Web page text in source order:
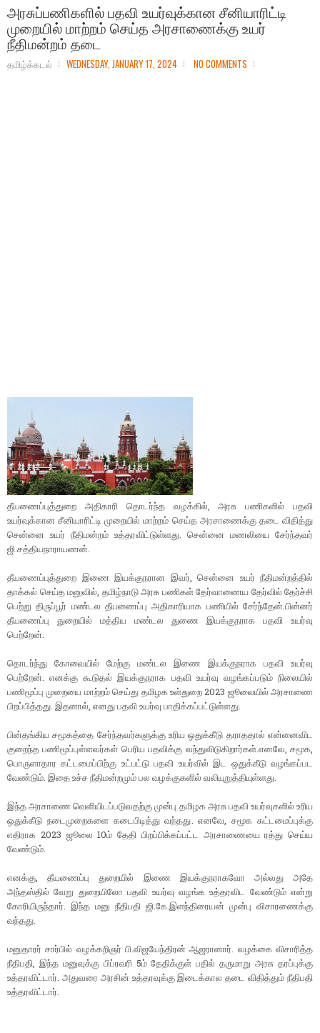
அரசுப்பணிகளில் பதவி உயர்வுக்கான சீனியாரிட்டி
முறையில் மாற்றம் செய்த அரசாணைக்கு உயர்
நீதிமன்றம் தடை
தமிழ்க்கடல் WEDNESDAY, JANUARY 17, 2024 NO COMMENTS
தீயணைப்புத்துறை அதிகாரி தொடர்ந்த வழக்கில், அரசு பணிகளில் பதவி
உயர்வுக்கான சீனியாரிட்டி முறையில் மாற்றம் செய்த அரசாணைக்கு தடை விதித்து
சென்னை உயர் நீதிமன்றம் உத்தரவிட்டுள்ளது. சென்னை மணலியை சேர்ந்தவர்
ஜி.சத்தியநாராயணன்.
தீயணைப்புத்துறை இணை இயக்குநரான இவர், சென்னை உயர் நீதிமன்றத்தில்
தாக்கல் செய்த மனுவில், தமிழ்நாடு அரசு பணிகள் தேர்வாணைய தேர்வில் தேர்ச்சி
பெற்று திருப்பூர் மண்டல தீயணைப்பு அதிகாரியாக பணியில் சேர்ந்தேன்.பின்னர்
தீயணைப்பு துறையில் மத்திய மண்டல துணை இயக்குநராக பதவி உயர்வு
பெற்றேன்.
தொடர்ந்து கோவையில் மேற்கு மண்டல இணை இயக்குநராக பதவி உயர்வு
பெற்றேன். எனக்கு கூடுதல் இயக்குநராக பதவி உயர்வு வழங்கப்படும் நிலையில்
பணிமூப்பு முறையை மாற்றம் செய்து தமிழக உள்துறை 2023 ஜூலையில் அரசாணை
பிறப்பித்தது. இதனால், எனது பதவி உயர்வு பாதிக்கப்பட்டுள்ளது.
பின்தங்கிய சமூகத்தை சேர்ந்தவர்களுக்கு உரிய ஒதுக்கீடு தராததால் என்னைவிட
குறைந்த பணிமூப்புள்ளவர்கள் பெரிய பதவிக்கு வந்துவிடுகிறார்கள்.எனவே, சமூக,
பொருளாதார கட்டமைப்பிற்கு உட்பட்டு பதவி உயர்வில் இட ஒதுக்கீடு வழங்கப்பட
வேண்டும். இதை உச்ச நீதிமன்றமும் பல வழக்குகளில் வலியுறுத்தியுள்ளது.
இந்த அரசாணை வெளியிடப்படுவதற்கு முன்பு தமிழக அரசு பதவி உயர்வுகளில் உரிய
ஒதுக்கீடு நடைமுறைகளை கடைபிடித்து வந்தது. எனவே, சமூக கட்டமைப்புக்கு
எதிராக 2023 ஜூலை 10ம் தேதி பிறப்பிக்கப்பட்ட அரசாணையை ரத்து செய்ய
வேண்டும்.
எனக்கு, தீயணைப்பு துறையில் இணை இயக்குநராகவோ அல்லது அதே
அந்தஸ்தில் வேறு துறையிலோ பதவி உயர்வு வழங்க உத்தரவிட வேண்டும் என்று
கோரியிருந்தார். இந்த மனு நீதிபதி ஜி.கே.இளந்திரையன் முன்பு விசாரணைக்கு
வந்தது.
மனுதாரர் சார்பில் வழக்கறிஞர் பி.விஜயேந்திரன் ஆஜரானார். வழக்கை விசாரித்த
நீதிபதி, இந்த மனுவுக்கு பிப்ரவரி 5ம் தேதிக்குள் பதில் தருமாறு அரசு தரப்புக்கு
உத்தரவிட்டார். அதுவரை அரசின் உத்தரவுக்கு இடைக்கால தடை விதித்தும் நீதிபதி
உத்தரவிட்டார்.